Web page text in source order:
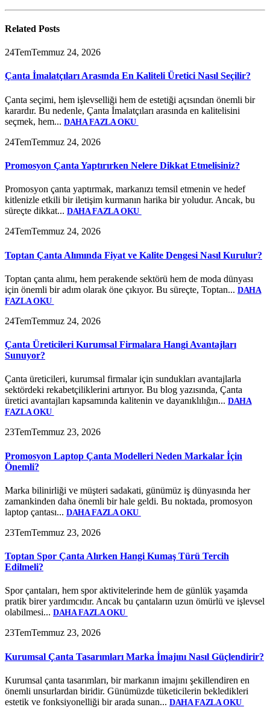
Related Posts
24TemTemmuz 24, 2026
Çanta İmalatçıları Arasında En Kaliteli Üretici Nasıl Seçilir?
Çanta seçimi, hem işlevselliği hem de estetiği açısından önemli bir
karardır. Bu nedenle, Çanta İmalatçıları arasında en kalitelisini
seçmek, hem... DAHA FAZLA OKU
24TemTemmuz 24, 2026
Promosyon Çanta Yaptırırken Nelere Dikkat Etmelisiniz?
Promosyon çanta yaptırmak, markanızı temsil etmenin ve hedef
kitlenizle etkili bir iletişim kurmanın harika bir yoludur. Ancak, bu
süreçte dikkat... DAHA FAZLA OKU
24TemTemmuz 24, 2026
Toptan Çanta Alımında Fiyat ve Kalite Dengesi Nasıl Kurulur?
Toptan çanta alımı, hem perakende sektörü hem de moda dünyası
için önemli bir adım olarak öne çıkıyor. Bu süreçte, Toptan... DAHA
FAZLA OKU
24TemTemmuz 24, 2026
Çanta Üreticileri Kurumsal Firmalara Hangi Avantajları
Sunuyor?
Çanta üreticileri, kurumsal firmalar için sundukları avantajlarla
sektördeki rekabetçiliklerini artırıyor. Bu blog yazısında, Çanta
üretici avantajları kapsamında kalitenin ve dayanıklılığın... DAHA
FAZLA OKU
23TemTemmuz 23, 2026
Promosyon Laptop Çanta Modelleri Neden Markalar İçin
Önemli?
Marka bilinirliği ve müşteri sadakati, günümüz iş dünyasında her
zamankinden daha önemli bir hale geldi. Bu noktada, promosyon
laptop çantası... DAHA FAZLA OKU
23TemTemmuz 23, 2026
Toptan Spor Çanta Alırken Hangi Kumaş Türü Tercih
Edilmeli?
Spor çantaları, hem spor aktivitelerinde hem de günlük yaşamda
pratik birer yardımcıdır. Ancak bu çantaların uzun ömürlü ve işlevsel
olabilmesi... DAHA FAZLA OKU
23TemTemmuz 23, 2026
Kurumsal Çanta Tasarımları Marka İmajını Nasıl Güçlendirir?
Kurumsal çanta tasarımları, bir markanın imajını şekillendiren en
önemli unsurlardan biridir. Günümüzde tüketicilerin bekledikleri
estetik ve fonksiyonelliği bir arada sunan... DAHA FAZLA OKU